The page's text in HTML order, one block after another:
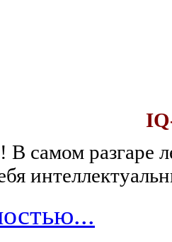
В самом разгаре